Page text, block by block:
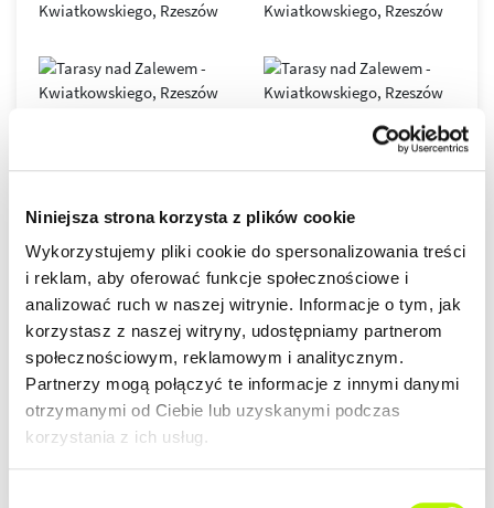
Niniejsza strona korzysta z plików cookie
Wykorzystujemy pliki cookie do spersonalizowania treści
i reklam, aby oferować funkcje społecznościowe i
analizować ruch w naszej witrynie. Informacje o tym, jak
korzystasz z naszej witryny, udostępniamy partnerom
społecznościowym, reklamowym i analitycznym.
Partnerzy mogą połączyć te informacje z innymi danymi
otrzymanymi od Ciebie lub uzyskanymi podczas
korzystania z ich usług.
Osiedle łączynajwyższy komfort życiazelegancką,
pięter) tworzą spójny, miejski krajobraz, a duże przeszklenia
wpuszczająmaksimum naturalnego światła.
Każdy detal zaprojektowano tak, by codzienność
po świetnie zorganizowaną przestrzeń wspólną. To adres
STANDARDY WYKOŃCZENIA
DEWELOPERSKI
DO ZAMIESZKANIA
POD KLUCZ